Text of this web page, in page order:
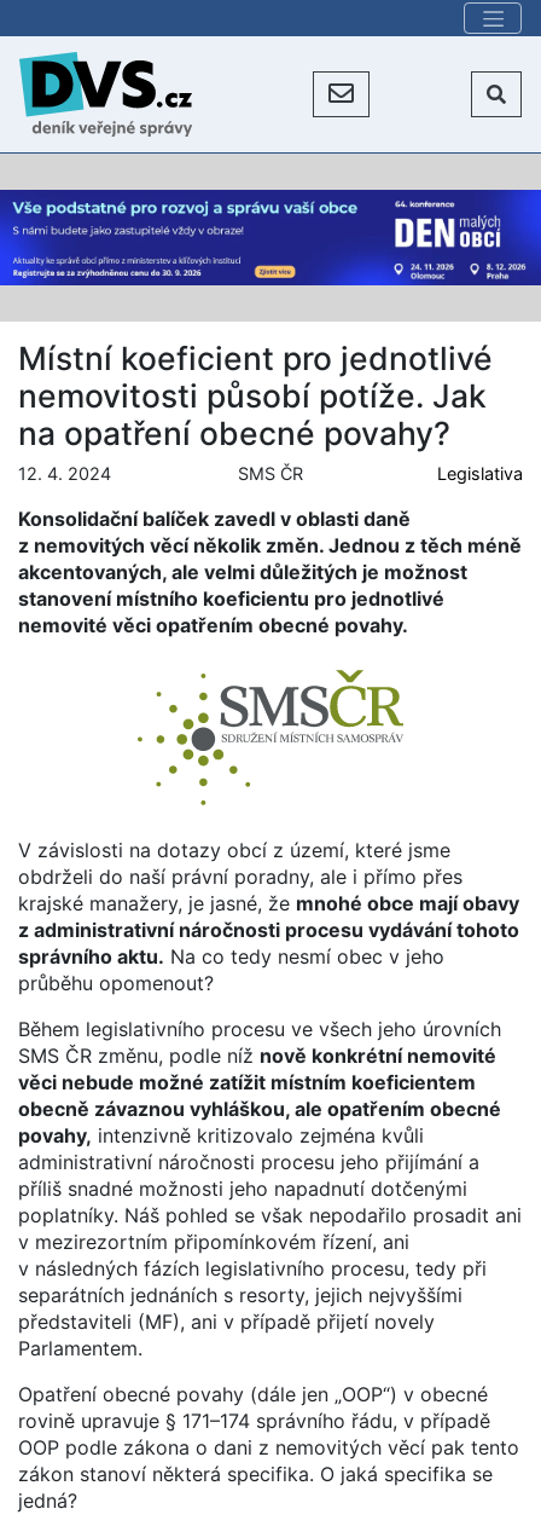
Místní koeficient pro jednotlivé
nemovitosti působí potíže. Jak
na opatření obecné povahy?
12. 4. 2024 SMS ČR Legislativa
Konsolidační balíček zavedl v oblasti daně
z nemovitých věcí několik změn. Jednou z těch méně
akcentovaných, ale velmi důležitých je možnost
stanovení místního koeficientu pro jednotlivé
nemovité věci opatřením obecné povahy.
V závislosti na dotazy obcí z území, které jsme
obdrželi do naší právní poradny, ale i přímo přes
krajské manažery, je jasné, že mnohé obce mají obavy
z administrativní náročnosti procesu vydávání tohoto
správního aktu. Na co tedy nesmí obec v jeho
průběhu opomenout?
Během legislativního procesu ve všech jeho úrovních
SMS ČR změnu, podle níž nově konkrétní nemovité
věci nebude možné zatížit místním koeficientem
obecně závaznou vyhláškou, ale opatřením obecné
povahy, intenzivně kritizovalo zejména kvůli
administrativní náročnosti procesu jeho přijímání a
příliš snadné možnosti jeho napadnutí dotčenými
poplatníky. Náš pohled se však nepodařilo prosadit ani
v mezirezortním připomínkovém řízení, ani
v následných fázích legislativního procesu, tedy při
separátních jednáních s resorty, jejich nejvyššími
představiteli (MF), ani v případě přijetí novely
Parlamentem.
Opatření obecné povahy (dále jen „OOP“) v obecné
rovině upravuje § 171–174 správního řádu, v případě
OOP podle zákona o dani z nemovitých věcí pak tento
zákon stanoví některá specifika. O jaká specifika se
jedná?